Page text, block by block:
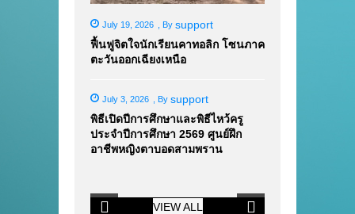
July 19, 2026 By support
ฟื้นฟูจิตใจนักเรียนคาทอลิก โซนภาค
ตะวันออกเฉียงเหนือ
July 3, 2026 By support
พิธีเปิดปีการศึกษาและพิธีไหว้ครู
ประจำปีการศึกษา 2569 ศูนย์ฝึก
อาชีพหญิงตาบอดสามพราน
VIEW ALL